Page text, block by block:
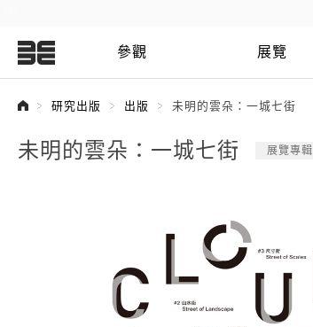
參觀 展覽
研究出版 出版 未明的雲朵：一城七街
未明的雲朵：一城七街 展覽專輯